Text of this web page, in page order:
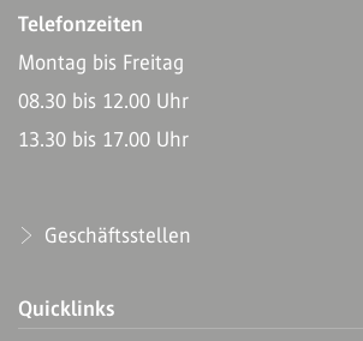
Telefonzeiten
Montag bis Freitag
08.30 bis 12.00 Uhr
13.30 bis 17.00 Uhr
Geschäftsstellen
Quicklinks